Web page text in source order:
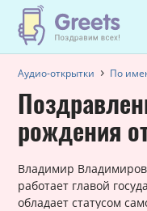
Аудио-открытки По
рождения
Владимир
работает главой
обладает статусом